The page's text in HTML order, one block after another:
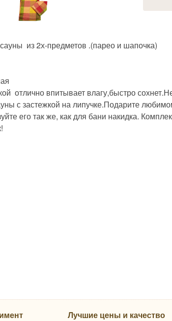
из 2х-предметов .(парео и шапочка)
отлично впитывает влагу,быстро
с застежкой на липучке.Подарите
его так же, как для бани накидка.
Лучшие цены и качество